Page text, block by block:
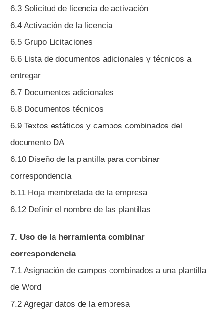
6.3 Solicitud de licencia de activación
6.4 Activación de la licencia
6.5 Grupo Licitaciones
6.6 Lista de documentos adicionales y técnicos a
entregar
6.7 Documentos adicionales
6.8 Documentos técnicos
6.9 Textos estáticos y campos combinados del
documento DA
6.10 Diseño de la plantilla para combinar
correspondencia
6.11 Hoja membretada de la empresa
6.12 Definir el nombre de las plantillas
7. Uso de la herramienta combinar
correspondencia
7.1 Asignación de campos combinados a una plantilla
de Word
7.2 Agregar datos de la empresa